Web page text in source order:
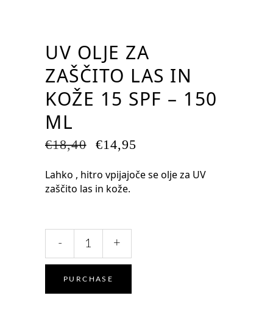
UV OLJE ZA
ZAŠČITO LAS IN
KOŽE 15 SPF – 150
ML
€18,40
IZVIRNA
JE
BILA:
€14,95
JE:
€14,95.
Lahko , hitro vpijajoče se olje za UV
zaščito las in kože.
ZA
ZAŠČITO
LAS
- +
PURCHASE